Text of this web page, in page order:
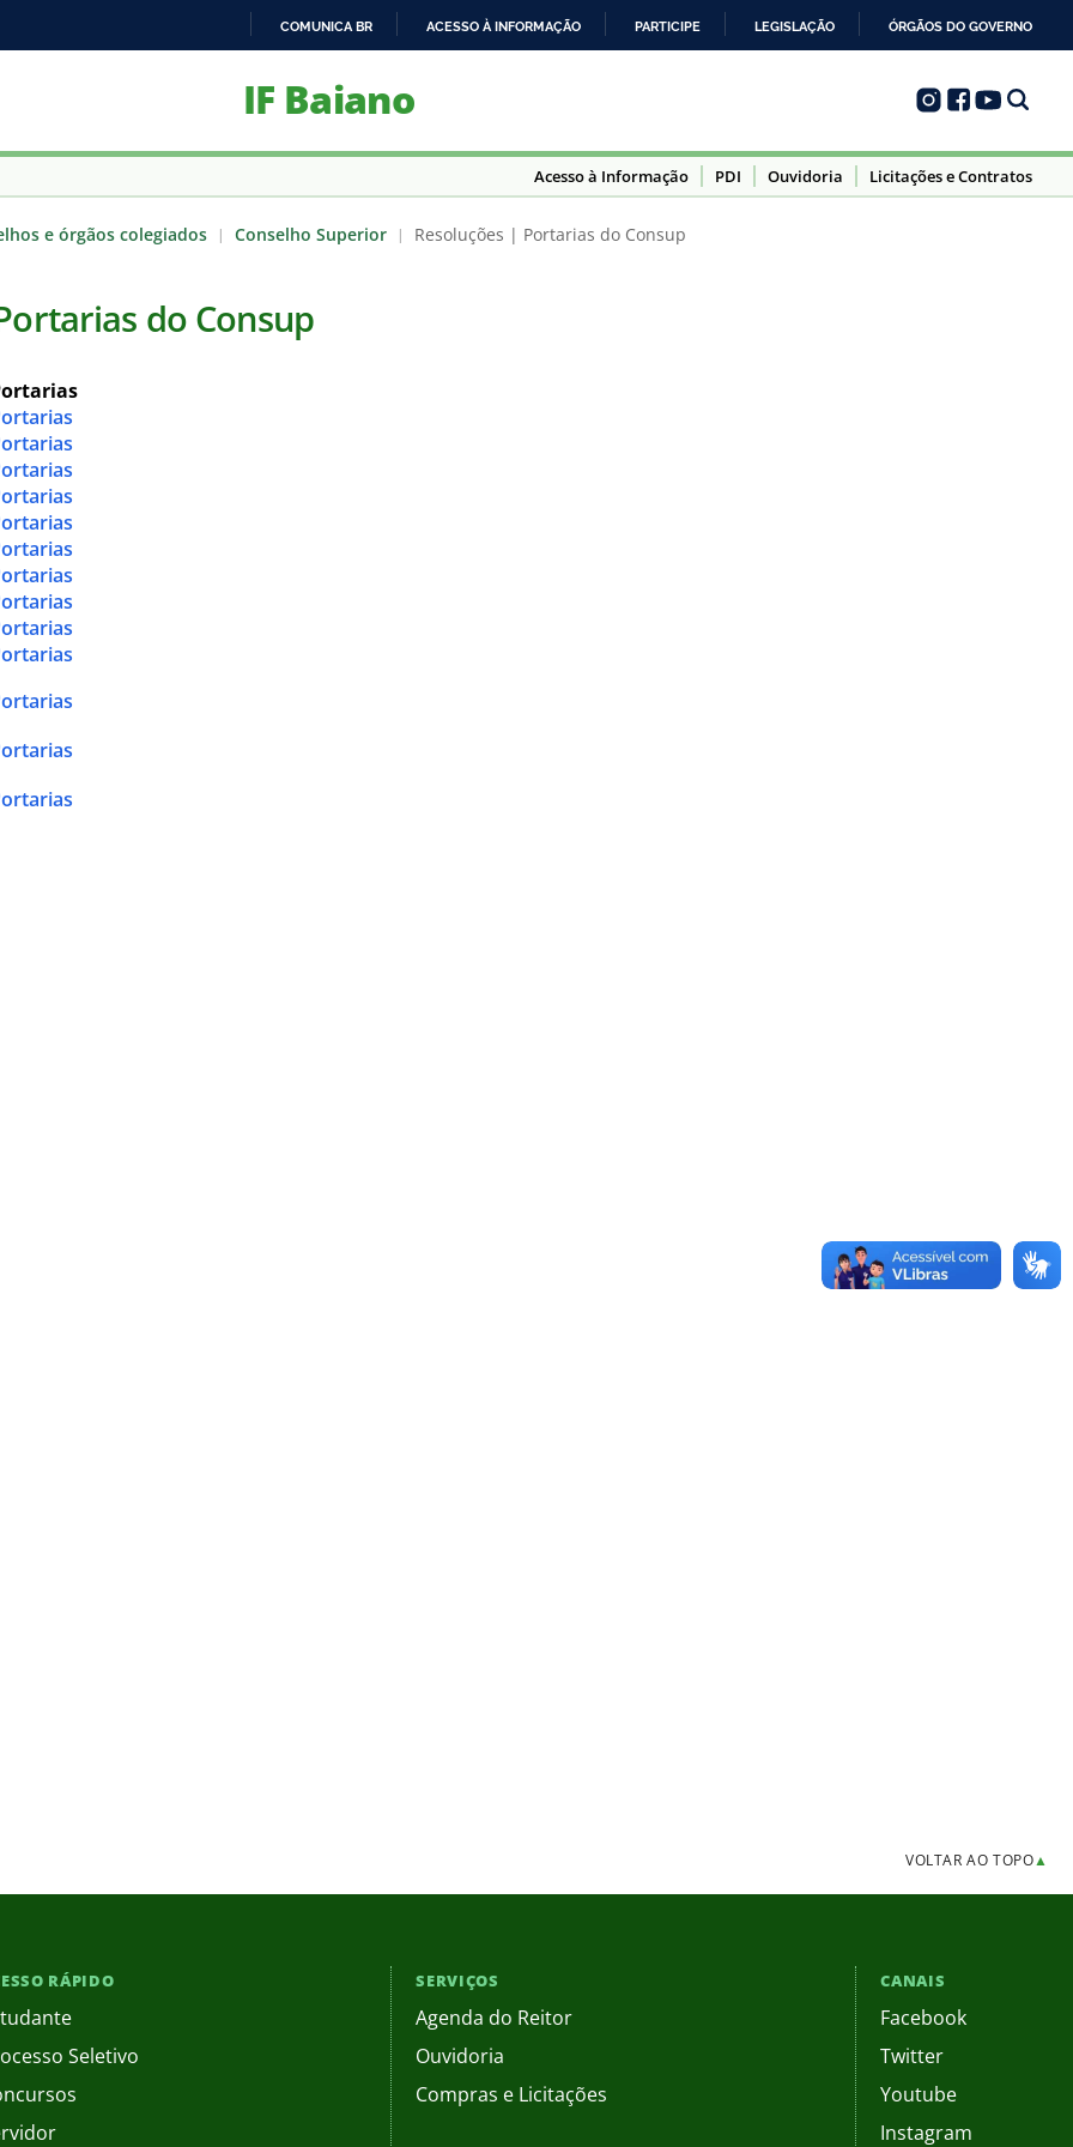
PARA
COMUNICA BR ACESSO À INFORMAÇÃO PARTICIPE LEGISLAÇÃO ÓRGÃOS DO GOVERNO
IF Baiano
Acesso à Informação PDI Ouvidoria Licitações e Contratos
e órgãos colegiados | Conselho Superior | Resoluções | Portarias do Consup
do Consup
VOLTAR AO TOPO▲
RÁPIDO
Seletivo
SERVIÇOS
Agenda do Reitor
Ouvidoria
Compras e Licitações
CANAIS
Facebook
Twitter
Youtube
Instagram